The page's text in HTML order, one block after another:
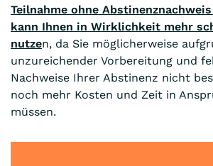
Teilnahme ohne
kann Ihnen in Wirklichkeit mehr
nutzen, da Sie möglicherweise
unzureichender Vorbereitung und
Nachweise Ihrer Abstinenz nicht
noch mehr Kosten und Zeit in
müssen.